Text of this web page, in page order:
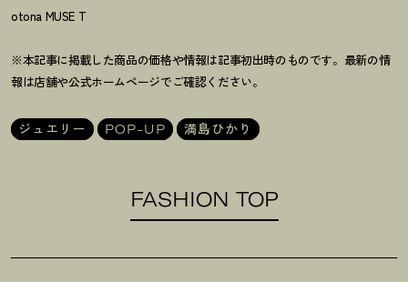
otona MUSE T
※本記事に掲載した商品の価格や情報は記事初出時のものです。最新の情
報は店舗や公式ホームページでご確認ください。
ジュエリー POP-UP 満島ひかり
FASHION TOP